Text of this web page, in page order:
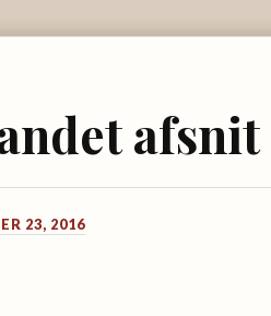
afsnit
23, 2016